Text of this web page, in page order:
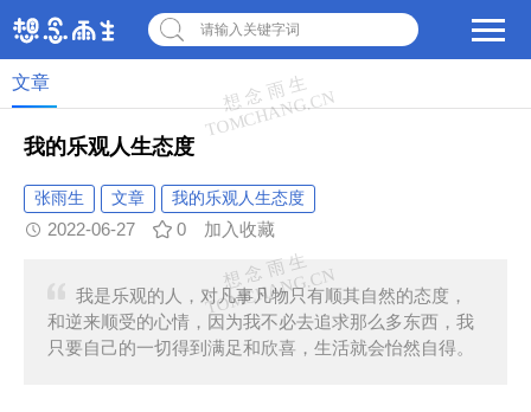
请输入关键字词
文章
我的乐观人生态度
张雨生 文章 我的乐观人生态度
2022-06-27 0 加入收藏
我是乐观的人，对凡事凡物只有顺其自然的态度，
和逆来顺受的心情，因为我不必去追求那么多东西，我
只要自己的一切得到满足和欣喜，生活就会怡然自得。